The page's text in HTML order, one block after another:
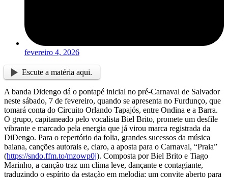
fevereiro 4, 2026
Escute a matéria aqui.
A banda Didengo dá o pontapé inicial no pré-Carnaval de Salvador
neste sábado, 7 de fevereiro, quando se apresenta no Furdunço, que
tomará conta do Circuito Orlando Tapajós, entre Ondina e a Barra.
O grupo, capitaneado pelo vocalista Biel Brito, promete um desfile
vibrante e marcado pela energia que já virou marca registrada da
DiDengo. Para o repertório da folia, grandes sucessos da música
baiana, canções autorais e, claro, a aposta para o Carnaval, “Praia”
(https://sndo.ffm.to/mzowp0j). Composta por Biel Brito e Tiago
Marinho, a canção traz um clima leve, dançante e contagiante,
traduzindo o espírito da estação em melodia: um convite aberto para